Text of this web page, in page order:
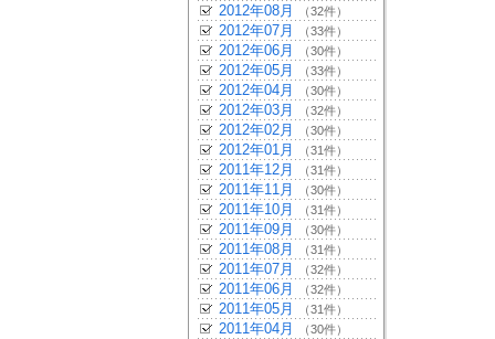
2012年08月 （32件）
2012年07月 （33件）
2012年06月 （30件）
2012年05月 （33件）
2012年04月 （30件）
2012年03月 （32件）
2012年02月 （30件）
2012年01月 （31件）
2011年12月 （31件）
2011年11月 （30件）
2011年10月 （31件）
2011年09月 （30件）
2011年08月 （31件）
2011年07月 （32件）
2011年06月 （32件）
2011年05月 （31件）
2011年04月 （30件）